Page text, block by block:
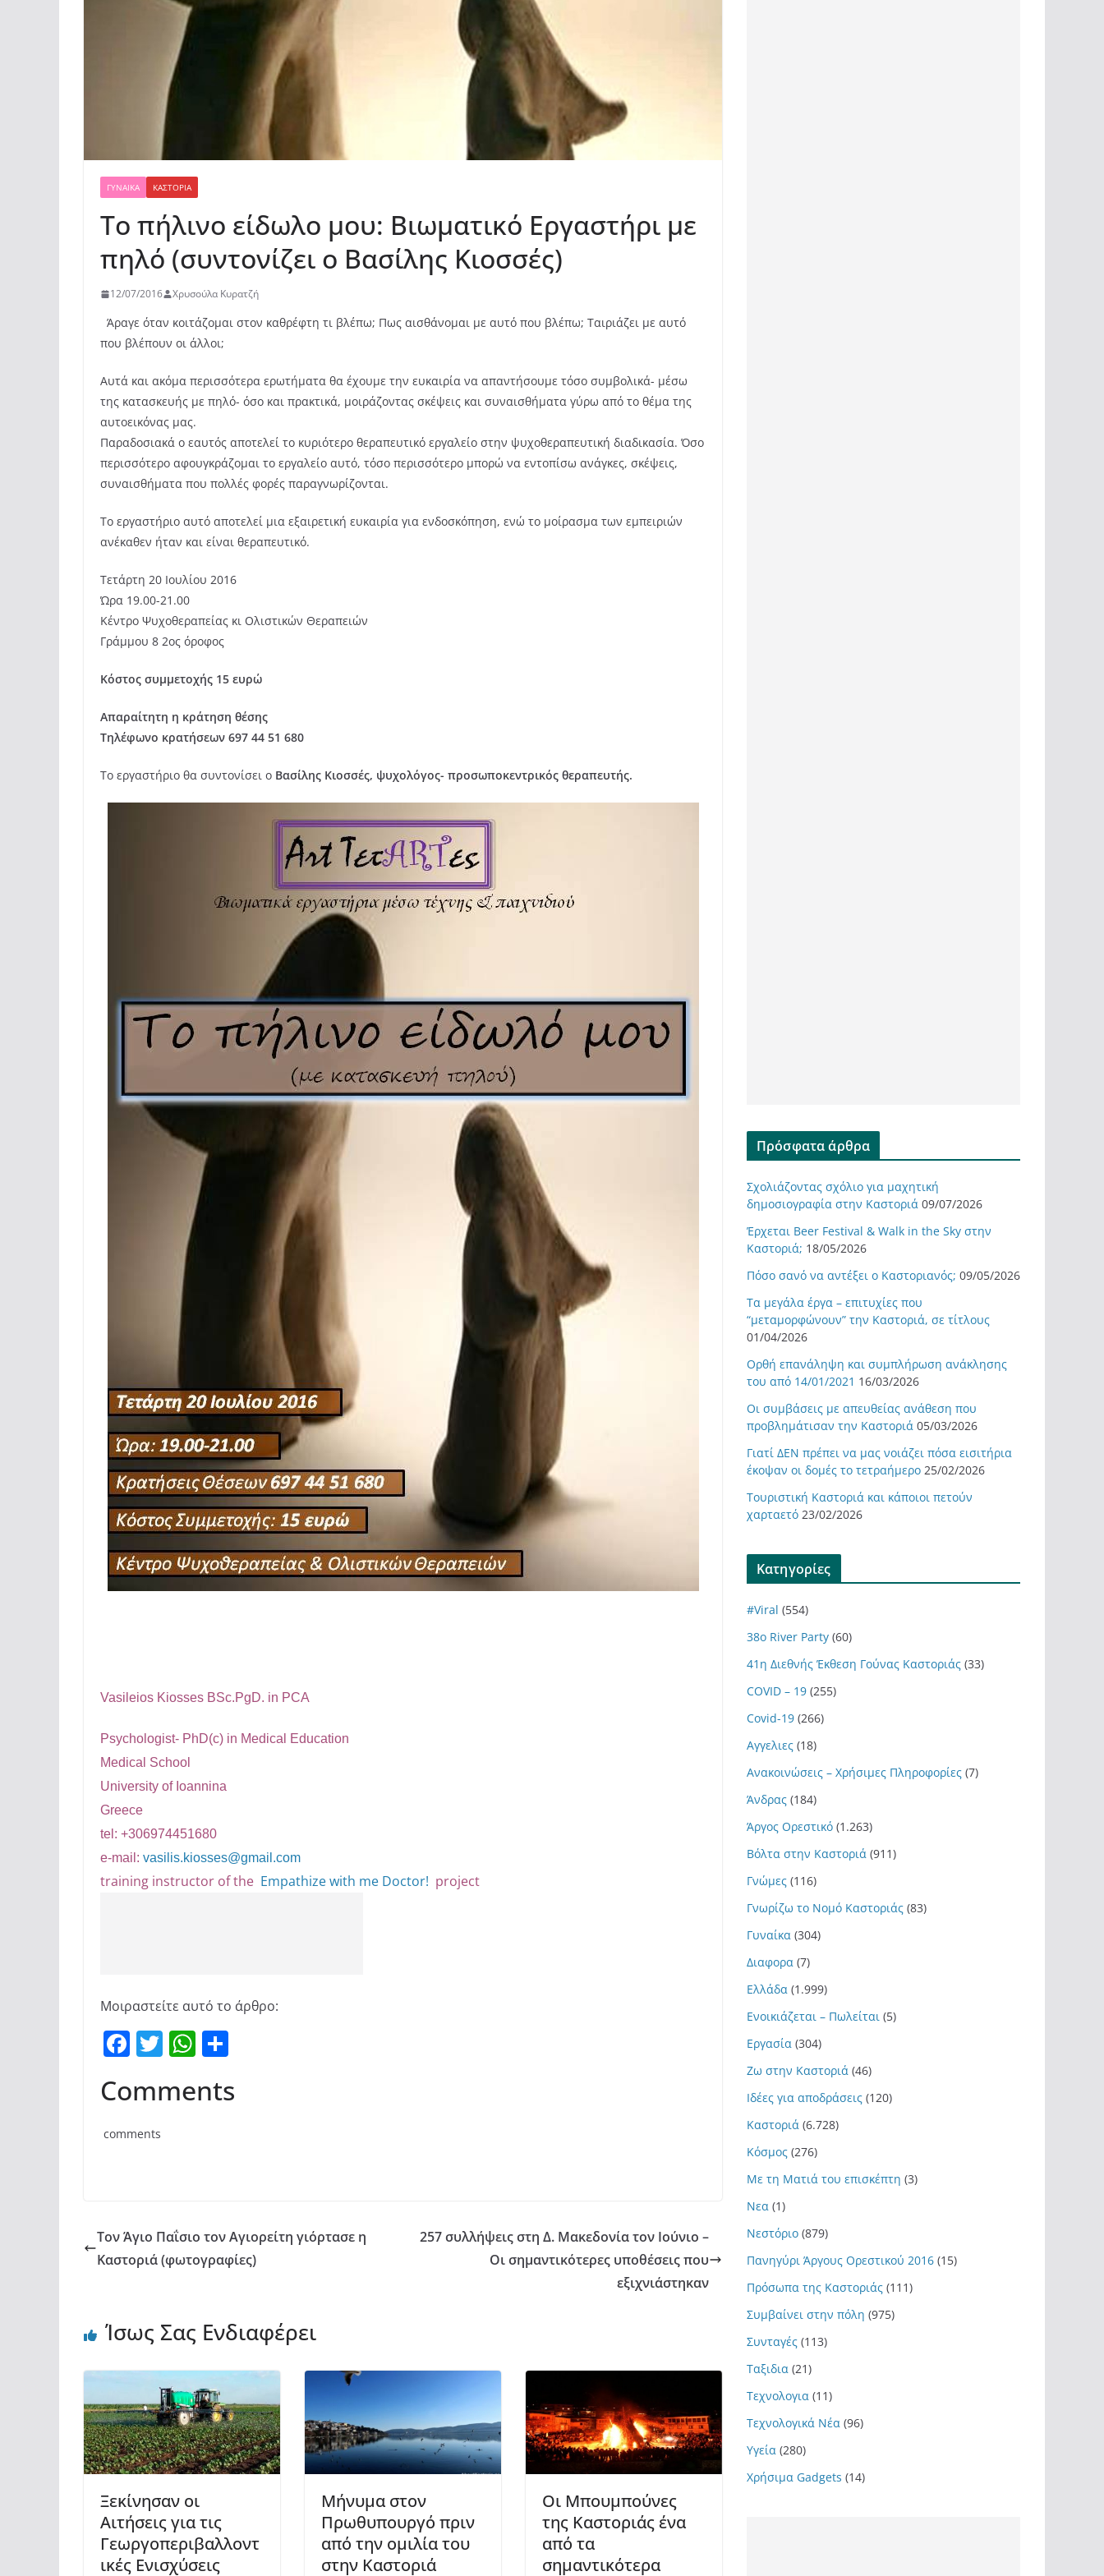
ΓΥΝΑΊΚΑ ΚΑΣΤΟΡΙΆ
Το πήλινο είδωλο μου: Βιωματικό Εργαστήρι με
πηλό (συντονίζει ο Βασίλης Κιοσσές)
12/07/2016 Χρυσούλα Κυρατζή
Άραγε όταν κοιτάζομαι στον καθρέφτη τι βλέπω; Πως αισθάνομαι με αυτό που βλέπω; Ταιριάζει με αυτό
που βλέπουν οι άλλοι;
Αυτά και ακόμα περισσότερα ερωτήματα θα έχουμε την ευκαιρία να απαντήσουμε τόσο συμβολικά- μέσω
της κατασκευής με πηλό- όσο και πρακτικά, μοιράζοντας σκέψεις και συναισθήματα γύρω από το θέμα της
αυτοεικόνας μας.
Παραδοσιακά ο εαυτός αποτελεί το κυριότερο θεραπευτικό εργαλείο στην ψυχοθεραπευτική διαδικασία. Όσο
περισσότερο αφουγκράζομαι το εργαλείο αυτό, τόσο περισσότερο μπορώ να εντοπίσω ανάγκες, σκέψεις,
συναισθήματα που πολλές φορές παραγνωρίζονται.
Το εργαστήριο αυτό αποτελεί μια εξαιρετική ευκαιρία για ενδοσκόπηση, ενώ το μοίρασμα των εμπειριών
ανέκαθεν ήταν και είναι θεραπευτικό.
Τετάρτη 20 Ιουλίου 2016
Ώρα 19.00-21.00
Κέντρο Ψυχοθεραπείας κι Ολιστικών Θεραπειών
Γράμμου 8 2ος όροφος
Κόστος συμμετοχής 15 ευρώ
Απαραίτητη η κράτηση θέσης
Τηλέφωνο κρατήσεων 697 44 51 680
Το εργαστήριο θα συντονίσει ο Βασίλης Κιοσσές, ψυχολόγος- προσωποκεντρικός θεραπευτής.
Vasileios Kiosses BSc.PgD. in PCA
Psychologist- PhD(c) in Medical Education
Medical School
University of Ioannina
Greece
tel: +306974451680
e-mail: vasilis.kiosses@gmail.com
training instructor of the Empathize with me Doctor! project
Μοιραστείτε αυτό το άρθρο:
F
c
e
b
k
T
itt
W
at ρ
ε
Comments
comments
Τον Άγιο Παΐσιο τον Αγιορείτη γιόρτασε η
Καστοριά (φωτογραφίες)
257 συλλήψεις στη Δ. Μακεδονία τον Ιούνιο –
Οι σημαντικότερες υποθέσεις που
εξιχνιάστηκαν
Ίσως Σας Ενδιαφέρει
Ξεκίνησαν οι
Αιτήσεις για τις
Γεωργοπεριβαλλοντ
ικές Ενισχύσεις
Μήνυμα στον
Πρωθυπουργό πριν
από την ομιλία του
στην Καστοριά
Οι Μπουμπούνες
της Καστοριάς ένα
από τα
σημαντικότερα
Πρόσφατα άρθρα
Σχολιάζοντας σχόλιο για μαχητική
δημοσιογραφία στην Καστοριά 09/07/2026
Έρχεται Beer Festival & Walk in the Sky στην
Καστοριά; 18/05/2026
Πόσο σανό να αντέξει ο Καστοριανός; 09/05/2026
Τα μεγάλα έργα – επιτυχίες που
“μεταμορφώνουν” την Καστοριά, σε τίτλους
01/04/2026
Ορθή επανάληψη και συμπλήρωση ανάκλησης
του από 14/01/2021 16/03/2026
Οι συμβάσεις με απευθείας ανάθεση που
προβλημάτισαν την Καστοριά 05/03/2026
Γιατί ΔΕΝ πρέπει να μας νοιάζει πόσα εισιτήρια
έκοψαν οι δομές το τετραήμερο 25/02/2026
Τουριστική Καστοριά και κάποιοι πετούν
χαρταετό 23/02/2026
Kατηγορίες
#Viral (554)
38ο River Party (60)
41η Διεθνής Έκθεση Γούνας Καστοριάς (33)
COVID – 19 (255)
Covid-19 (266)
Αγγελιες (18)
Ανακοινώσεις – Χρήσιμες Πληροφορίες (7)
Άνδρας (184)
Άργος Ορεστικό (1.263)
Βόλτα στην Καστοριά (911)
Γνώμες (116)
Γνωρίζω το Νομό Καστοριάς (83)
Γυναίκα (304)
Διαφορα (7)
Ελλάδα (1.999)
Ενοικιάζεται – Πωλείται (5)
Εργασία (304)
Ζω στην Καστοριά (46)
Ιδέες για αποδράσεις (120)
Καστοριά (6.728)
Κόσμος (276)
Με τη Ματιά του επισκέπτη (3)
Νεα (1)
Νεστόριο (879)
Πανηγύρι Άργους Ορεστικού 2016 (15)
Πρόσωπα της Καστοριάς (111)
Συμβαίνει στην πόλη (975)
Συνταγές (113)
Ταξιδια (21)
Τεχνολογια (11)
Τεχνολογικά Νέα (96)
Υγεία (280)
Χρήσιμα Gadgets (14)